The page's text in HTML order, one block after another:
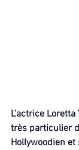
L’actrice
très particulier
Hollywoodien